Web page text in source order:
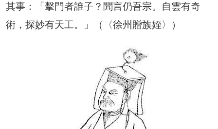
其事：「擊門者誰子？聞言仍吾宗。自雲有奇
術，探妙有天工。」（〈徐州贈族姪〉）